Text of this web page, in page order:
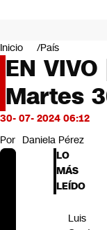
Negocios
Deportes
Programas
Cultura
Servicios
Bits
CNN Data
CNN tiempo
Futuro 360
Inicio País
EN
Martes
30- 07- 2024 06:12
Por Daniela Pérez
LO
MÁS
LEÍDO
Luis